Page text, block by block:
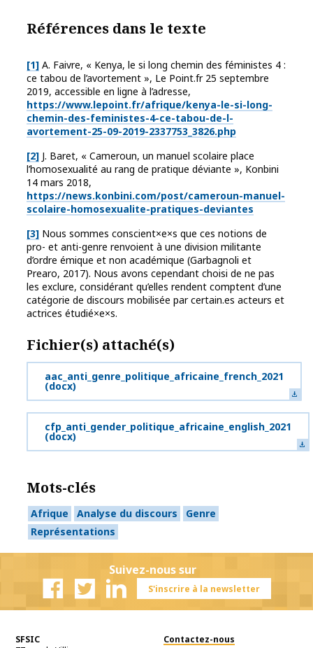
Références dans le texte
[1] A. Faivre, « Kenya, le si long chemin des féministes 4 :
ce tabou de l’avortement », Le Point.fr 25 septembre
2019, accessible en ligne à l’adresse,
https://www.lepoint.fr/afrique/kenya-le-si-long-
chemin-des-feministes-4-ce-tabou-de-l-
avortement-25-09-2019-2337753_3826.php
[2] J. Baret, « Cameroun, un manuel scolaire place
l’homosexualité au rang de pratique déviante », Konbini
14 mars 2018,
https://news.konbini.com/post/cameroun-manuel-
scolaire-homosexualite-pratiques-deviantes
[3] Nous sommes conscient×e×s que ces notions de
pro- et anti-genre renvoient à une division militante
d’ordre émique et non académique (Garbagnoli et
Prearo, 2017). Nous avons cependant choisi de ne pas
les exclure, considérant qu’elles rendent comptent d’une
catégorie de discours mobilisée par certain.es acteurs et
actrices étudié×e×s.
Fichier(s) attaché(s)
aac_anti_genre_politique_africaine_french_2021
(docx)
cfp_anti_gender_politique_africaine_english_2021
(docx)
Mots-clés
Afrique Analyse du discours
Genre
Représentations
Suivez-nous sur
S'inscrire à la newsletter
SFSIC
Contactez-nous